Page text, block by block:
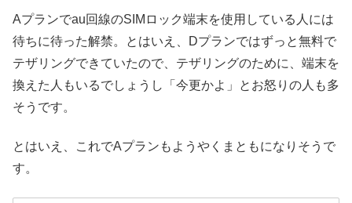
Aプランでau回線のSIMロック端末を使用している人には
待ちに待った解禁。とはいえ、Dプランではずっと無料で
テザリングできていたので、テザリングのために、端末を
換えた人もいるでしょうし「今更かよ」とお怒りの人も多
そうです。
とはいえ、これでAプランもようやくまともになりそうで
す。